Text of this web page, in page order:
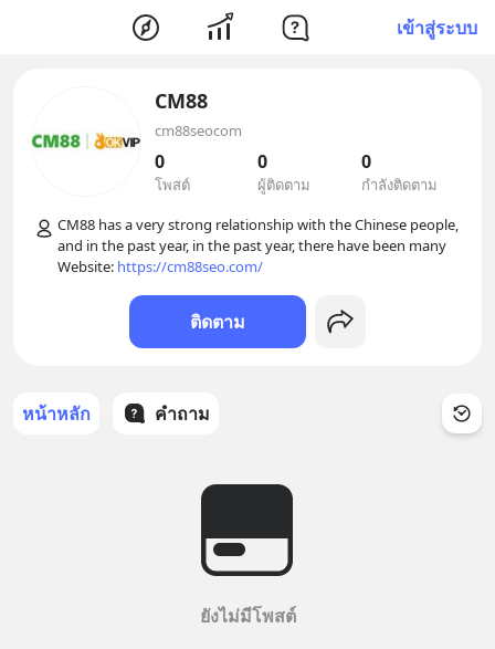
เข้าสู่ระบบ
CM88
cm88seocom
0
โพสต์
0
ผู้ติดตาม
0
กำลังติดตาม
CM88 has a very strong relationship with the Chinese people,
and in the past year, in the past year, there have been many
Website: https://cm88seo.com/
ติดตาม
หน้าหลัก คำถาม
ยังไม่มีโพสต์